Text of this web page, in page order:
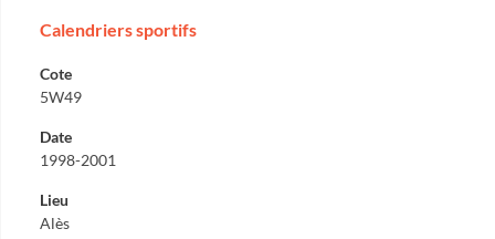
Calendriers sportifs
Cote
5W49
Date
1998-2001
Lieu
Alès